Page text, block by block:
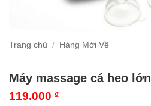
Trang chủ / Hàng Mới Về
Máy massage cá heo lớn
119.000 ₫